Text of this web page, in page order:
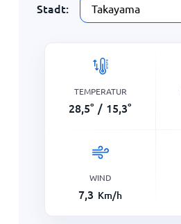
Stadt:
TEMPERATUR
28,5° / 15,3°
WIND
7,3 Km/h